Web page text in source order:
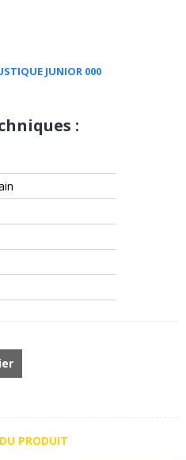
JUNIOR 000
:
PRODUIT